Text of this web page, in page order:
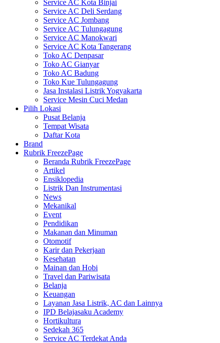
Service AC Kota Binjai
Service AC Deli Serdang
Service AC Jombang
Service AC Tulungagung
Service AC Manokwari
Service AC Kota Tangerang
Toko AC Denpasar
Toko AC Gianyar
Toko AC Badung
Toko Kue Tulungagung
Jasa Instalasi Listrik Yogyakarta
Service Mesin Cuci Medan
Pilih Lokasi
Pusat Belanja
Tempat Wisata
Daftar Kota
Brand
Rubrik FreezePage
Beranda Rubrik FreezePage
Artikel
Ensiklopedia
Listrik Dan Instrumentasi
News
Mekanikal
Event
Pendidikan
Makanan dan Minuman
Otomotif
Karir dan Pekerjaan
Kesehatan
Mainan dan Hobi
Travel dan Pariwisata
Belanja
Keuangan
Layanan Jasa Listrik, AC dan Lainnya
IPD Belajasaku Academy
Hortikultura
Sedekah 365
Service AC Terdekat Anda